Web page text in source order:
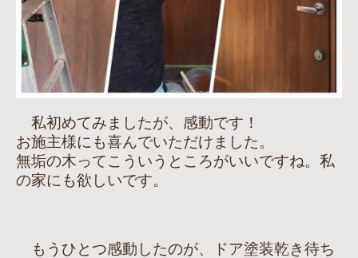
私初めてみましたが、感動です！
お施主様にも喜んでいただけました。
無垢の木ってこういうところがいいですね。私
の家にも欲しいです。
もうひとつ感動したのが、ドア塗装乾き待ち